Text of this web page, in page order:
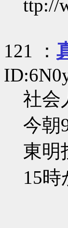
ttp://
121 ：
社会
今朝
東明
15時